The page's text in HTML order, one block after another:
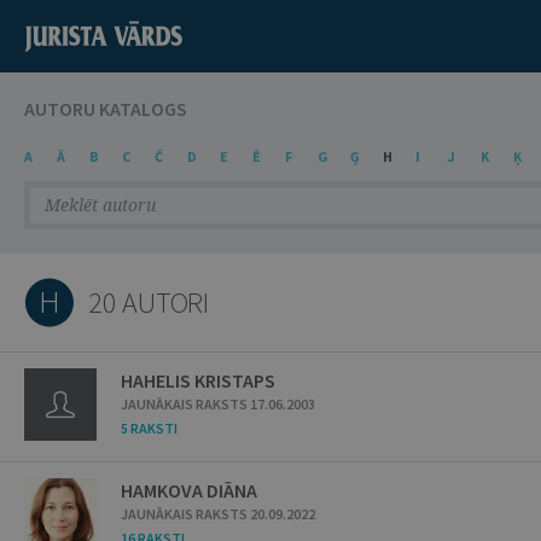
AUTORU KATALOGS
A Ā B C Č D E Ē F G Ģ H I J K Ķ
H 20 AUTORI
HAHELIS KRISTAPS
JAUNĀKAIS RAKSTS 17.06.2003
5 RAKSTI
HAMKOVA DIĀNA
JAUNĀKAIS RAKSTS 20.09.2022